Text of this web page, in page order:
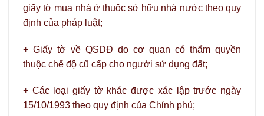
giấy tờ mua nhà ở thuộc sở hữu nhà nước theo quy
định của pháp luật;
+ Giấy tờ về QSDĐ do cơ quan có thẩm quyền
thuộc chế độ cũ cấp cho người sử dụng đất;
+ Các loại giấy tờ khác được xác lập trước ngày
15/10/1993 theo quy định của Chỉnh phủ;